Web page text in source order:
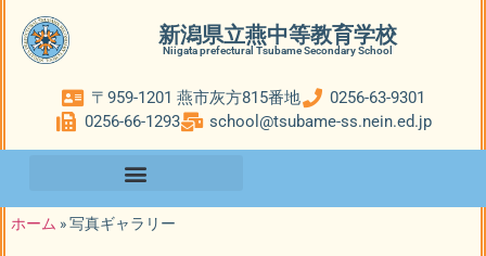
新潟県立燕中等教育学校
Niigata prefectural Tsubame Secondary School
〒959-1201 燕市灰方815番地
0256-63-9301
0256-66-1293
school@tsubame-ss.nein.ed.jp
ホーム »写真ギャラリー